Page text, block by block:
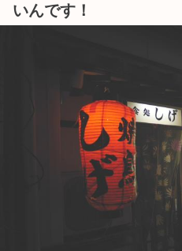
いんです！